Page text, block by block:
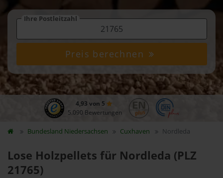
Ihre Postleitzahl
Preis berechnen
4,93 von 5
5.090 Bewertungen
Bundesland Niedersachsen Cuxhaven Nordleda
Lose Holzpellets für Nordleda (PLZ
21765)